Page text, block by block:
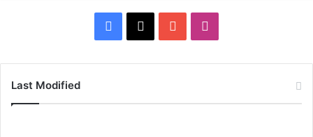
e
T
t
Last Modified